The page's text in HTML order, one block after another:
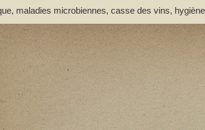
maladies microbiennes, casse des vins,
Auteur